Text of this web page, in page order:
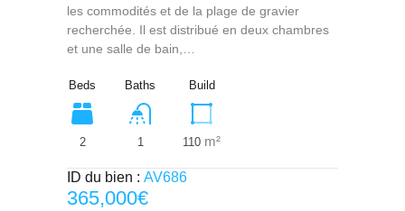
les commodités et de la plage de gravier
recherchée. Il est distribué en deux chambres
et une salle de bain,…
Beds
2
Baths
1
Build
110 m²
ID du bien : AV686
365,000€